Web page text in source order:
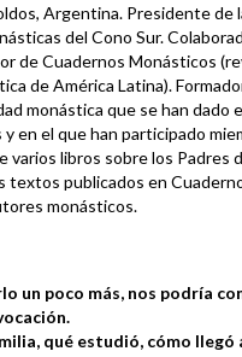
Argentina. Presidente de
del Cono Sur.
de Cuadernos Monásticos
de América Latina).
monástica que se han dado
en el que han participado
varios libros sobre los Padres
textos publicados en
monásticos.
un poco más, nos podría
qué estudió, cómo llegó